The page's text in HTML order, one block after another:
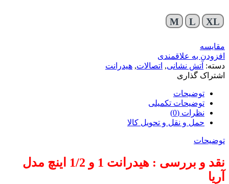
M L XL
مقایسه
افزودن به علاقمندی
دسته: آتش نشانی, اتصالات, هیدرانت
اشتراک گذاری
توضیحات
توضیحات تکمیلی
نظرات (0)
حمل و نقل و تحویل کالا
توضیحات
نقد و بررسی : هیدرانت 1 و 1/2 اینچ مدل
آریا